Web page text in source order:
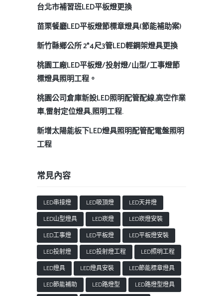
台北市補習班LED平板燈更換
苗栗餐廳LED平板燈節標章燈具(節能補助案)
新竹縣鄉公所 2*4尺3管LED輕鋼架燈具更換
桃園工廠LED平板燈/投射燈/山型/工事燈節
標燈具照明工程。
桃園公司倉庫新設LED照明配管配線,高空作業
車,雷射定位燈具,照明工程.
新增太陽能板下LED燈具照明配管配電盤照明
工程
常見內容
LED串接燈 LED吸頂燈
LED天井燈
LED山型燈具
LED崁燈
LED崁燈安裝
LED工事燈
LED平板燈
LED平板燈安裝
LED投射燈
LED投射燈工程
LED照明工程
LED燈具
LED燈具安裝
LED節能標章燈具
LED節能補助
LED路燈型
LED路燈型燈具